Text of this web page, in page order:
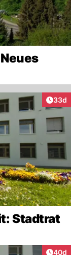
33d
Stadtrat
40d